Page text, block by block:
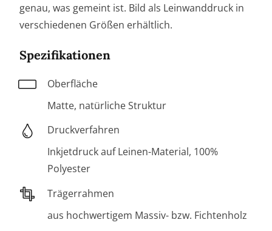
genau, was gemeint ist. Bild als Leinwanddruck in
verschiedenen Größen erhältlich.
Spezifikationen
Oberfläche
Matte, natürliche Struktur
Druckverfahren
Inkjetdruck auf Leinen-Material, 100%
Polyester
Trägerrahmen
aus hochwertigem Massiv- bzw. Fichtenholz